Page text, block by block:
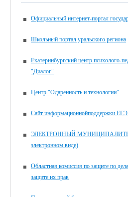
Официальный интернет-портал
Школьный портал уральского региона
Екатеринбургский центр психолого-
"Диалог"
Центр "Одаренность и технологии"
Сайт информационнойподдержки ЕГЭ
ЭЛЕКТРОННЫЙ МУНИЦИПАЛИТЕТ
электронном виде)
Областная комиссия по защите по
защите их прав